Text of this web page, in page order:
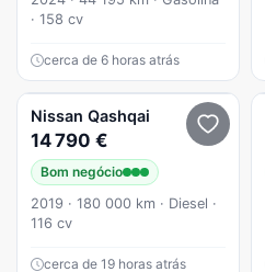
· 158 cv
cerca de 6 horas atrás
Nissan Qashqai
14 790 €
Bom negócio
2019 · 180 000 km · Diesel ·
116 cv
cerca de 19 horas atrás